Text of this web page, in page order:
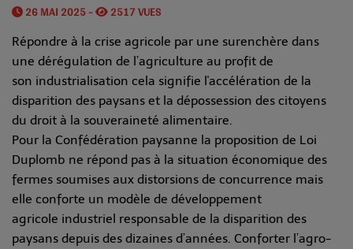
26 MAI 2025 - 2517 VUES
Répondre à la crise agricole par une surenchère dans
une dérégulation de l’agriculture au profit de
son industrialisation cela signifie l'accélération de la
disparition des paysans et la dépossession des citoyens
du droit à la souveraineté alimentaire.
Pour la Confédération paysanne la proposition de Loi
Duplomb ne répond pas à la situation économique des
fermes soumises aux distorsions de concurrence mais
elle conforte un modèle de développement
agricole industriel responsable de la disparition des
paysans depuis des dizaines d’années. Conforter l’agro-